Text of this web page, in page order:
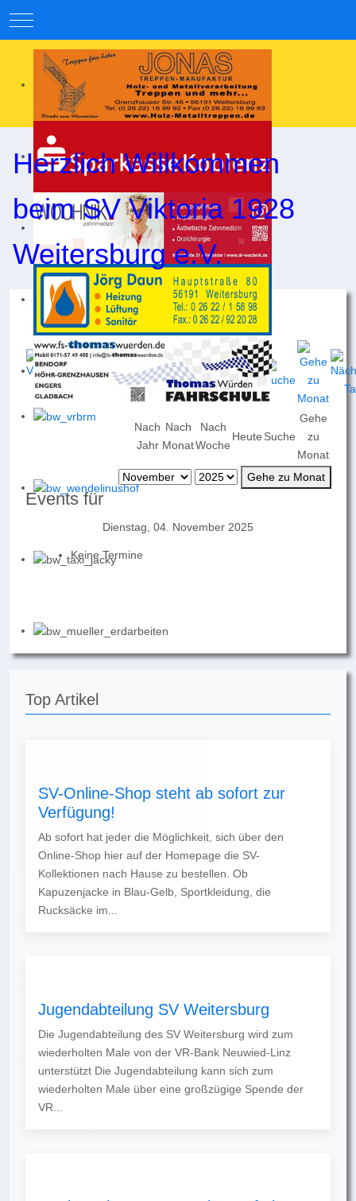
Mobile Menu Toggle
Herzlich Willkommen
beim SV Viktoria 1928
Weitersburg e.V.
Nach
Jahr
Nach
Monat
Nach
Woche
Heute Suche
Gehe
zu
Monat
Gehe zu Monat
Events für
Dienstag, 04. November 2025
Keine Termine
Top Artikel
SV-Online-Shop steht ab sofort zur
Verfügung!
Ab sofort hat jeder die Möglichkeit, sich über den
Online-Shop hier auf der Homepage die SV-
Kollektionen nach Hause zu bestellen. Ob
Kapuzenjacke in Blau-Gelb, Sportkleidung, die
Rucksäcke im...
Jugendabteilung SV Weitersburg
Die Jugendabteilung des SV Weitersburg wird zum
wiederholten Male von der VR-Bank Neuwied-Linz
unterstützt Die Jugendabteilung kann sich zum
wiederholten Male über eine großzügige Spende der
VR...